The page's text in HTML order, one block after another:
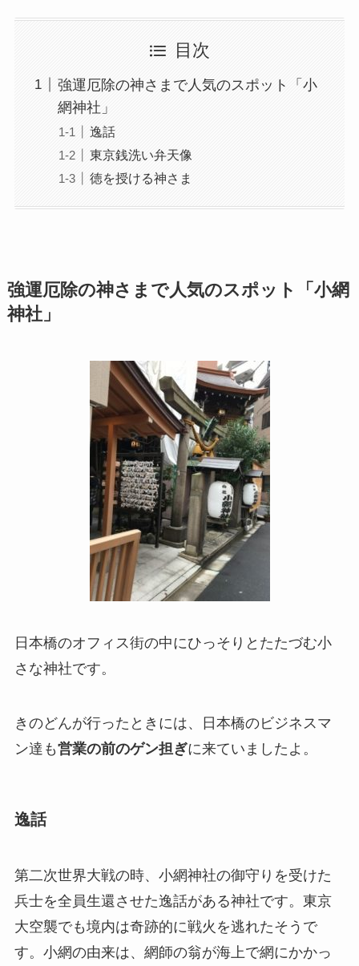
目次
強運厄除の神さまで人気のスポット「小
網神社」
逸話
東京銭洗い弁天像
徳を授ける神さま
強運厄除の神さまで人気のスポット「小網
神社」
日本橋のオフィス街の中にひっそりとたたづむ小
さな神社です。
きのどんが行ったときには、日本橋のビジネスマ
ン達も営業の前のゲン担ぎに来ていましたよ。
逸話
第二次世界大戦の時、小網神社の御守りを受けた
兵士を全員生還させた逸話がある神社です。東京
大空襲でも境内は奇跡的に戦火を逃れたそうで
す。小網の由来は、網師の翁が海上で網にかかっ